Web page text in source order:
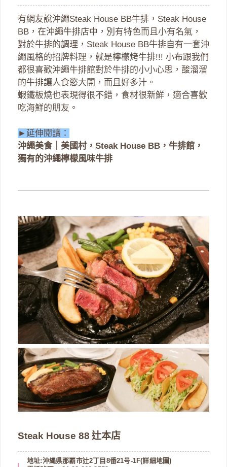
有網友說沖繩Steak House BB牛排，Steak House
BB，在沖繩牛排店中，別有特色而且小有名氣，
對於牛排的調理，Steak House BB牛排自有一套沖
繩風格的招牌料理，就是檸檬烤牛排!!! 小布跟我們
都很喜歡沖繩牛排館對於牛排的小小心思，酸溜溜
的牛排讓人食慾大開，而且好多汁。
蝦鐵板燒也表現得很不錯，食材很新鮮，適合喜歡
吃海鮮的朋友。
►延伸閱讀：
沖繩美食｜美國村，Steak House BB，牛排館，
獨有的沖繩檸檬風味牛排
Steak House 88 辻本店
地址:沖縄県那覇市辻2丁目8番21号-1F(詳細地圖)